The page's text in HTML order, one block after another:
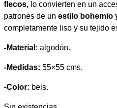
flecos, lo convierten en un
patrones de un estilo bohemio
completamente liso y su tejido
-Material: algodón.
-Medidas: 55×55 cms.
-Color: beis.